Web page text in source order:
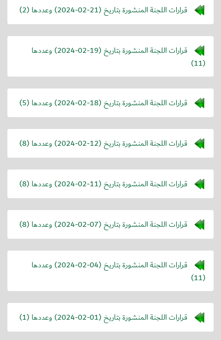
قرارات اللجنة المنشورة بتاريخ (2024-02-21) وعددها (2)
قرارات اللجنة المنشورة بتاريخ (2024-02-19) وعددها
(11)
قرارات اللجنة المنشورة بتاريخ (2024-02-18) وعددها (5)
قرارات اللجنة المنشورة بتاريخ (2024-02-12) وعددها (8)
قرارات اللجنة المنشورة بتاريخ (2024-02-11) وعددها (8)
قرارات اللجنة المنشورة بتاريخ (2024-02-07) وعددها (8)
قرارات اللجنة المنشورة بتاريخ (2024-02-04) وعددها
(11)
قرارات اللجنة المنشورة بتاريخ (2024-02-01) وعددها (1)